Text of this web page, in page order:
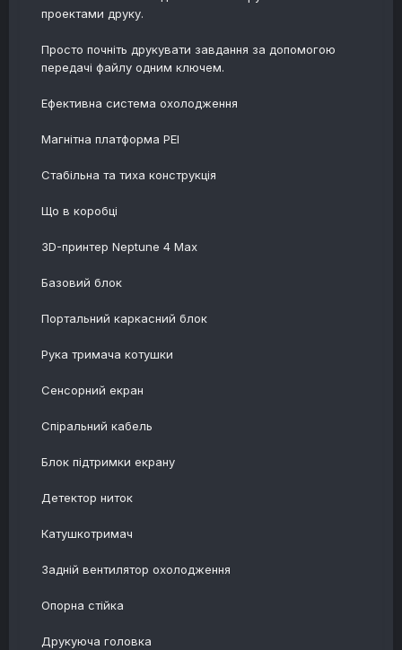
проектами друку.
Просто почніть друкувати завдання за допомогою
передачі файлу одним ключем.
Ефективна система охолодження
Магнітна платформа PEI
Стабільна та тиха конструкція
Що в коробці
3D-принтер Neptune 4 Max
Базовий блок
Портальний каркасний блок
Рука тримача котушки
Сенсорний екран
Спіральний кабель
Блок підтримки екрану
Детектор ниток
Катушкотримач
Задній вентилятор охолодження
Опорна стійка
Друкуюча головка